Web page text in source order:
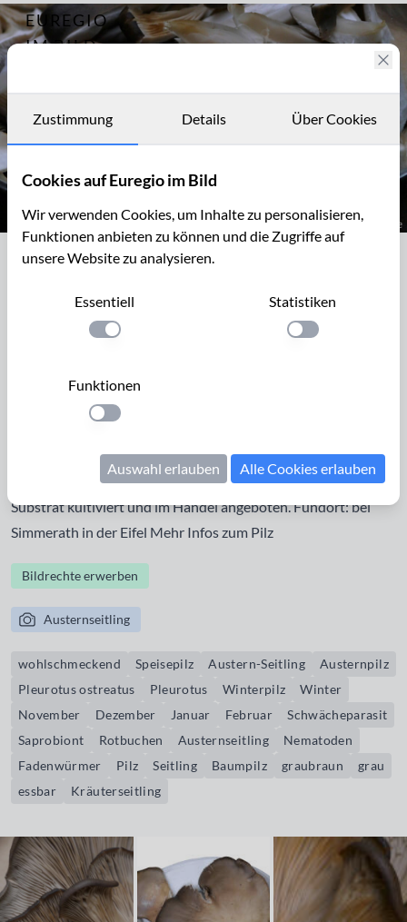
EUREGIO
IM BILD
Archiv
Kontakt
Archiv
8432
Austernseitling, Pleurotus ostreatus
Austernseitling, Pleurotus ostreatus
Der wohlschmeckende Austern-Seitling oder Austernpilz,
Pleurotus ostreatus, ist für Pilzsammler interessant, da er
und auch Fröste ohne Schaden überdauern kann. Er wächst
als Schwächeparasit oder
Besonderheit: er „verspeist“ Nematoden, winzige
Fadenwürmer. Der beliebte Pilz wird in großen Mengen auf
Substrat kultiviert und im Handel angeboten. Fundort: bei
Simmerath in der Eifel Mehr Infos zum Pilz
Bildrechte erwerben
Austernseitling
wohlschmeckend Speisepilz Austern-Seitling
Austernpilz
Pleurotus ostreatus
Pleurotus Winterpilz
Winter
November
Dezember Januar Februar
Schwächeparasit
Saprobiont
Rotbuchen Austernseitling
Nematoden
Fadenwürmer
Pilz Seitling Baumpilz graubraun
grau
essbar
Kräuterseitling
Zustimmung Details Über Cookies
Cookies auf Euregio im Bild
Wir verwenden Cookies, um Inhalte zu personalisieren,
Funktionen anbieten zu können und die Zugriffe auf
unsere Website zu analysieren.
Essentiell
Einstellung anwenden
Statistiken
Einstellung
Funktionen
Einstellung anwenden
Auswahl erlauben Alle Cookies erlauben